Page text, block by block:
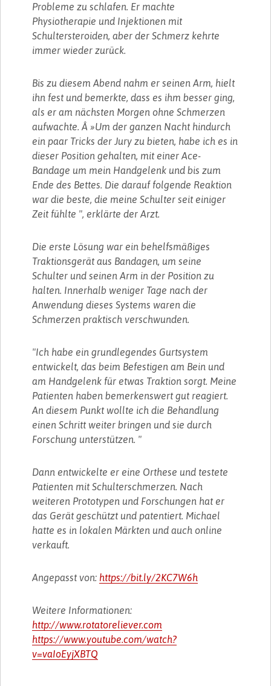
Probleme zu schlafen. Er machte
Physiotherapie und Injektionen mit
Schultersteroiden, aber der Schmerz kehrte
immer wieder zurück.
Bis zu diesem Abend nahm er seinen Arm, hielt
ihn fest und bemerkte, dass es ihm besser ging,
als er am nächsten Morgen ohne Schmerzen
aufwachte. Â »Um der ganzen Nacht hindurch
ein paar Tricks der Jury zu bieten, habe ich es in
dieser Position gehalten, mit einer Ace-
Bandage um mein Handgelenk und bis zum
Ende des Bettes. Die darauf folgende Reaktion
war die beste, die meine Schulter seit einiger
Zeit fühlte ", erklärte der Arzt.
Die erste Lösung war ein behelfsmäßiges
Traktionsgerät aus Bandagen, um seine
Schulter und seinen Arm in der Position zu
halten. Innerhalb weniger Tage nach der
Anwendung dieses Systems waren die
Schmerzen praktisch verschwunden.
"Ich habe ein grundlegendes Gurtsystem
entwickelt, das beim Befestigen am Bein und
am Handgelenk für etwas Traktion sorgt. Meine
Patienten haben bemerkenswert gut reagiert.
An diesem Punkt wollte ich die Behandlung
einen Schritt weiter bringen und sie durch
Forschung unterstützen. "
Dann entwickelte er eine Orthese und testete
Patienten mit Schulterschmerzen. Nach
weiteren Prototypen und Forschungen hat er
das Gerät geschützt und patentiert. Michael
hatte es in lokalen Märkten und auch online
verkauft.
Angepasst von: https://bit.ly/2KC7W6h
Weitere Informationen:
http://www.rotatoreliever.com
https://www.youtube.com/watch?
v=vaIoEyjXBTQ